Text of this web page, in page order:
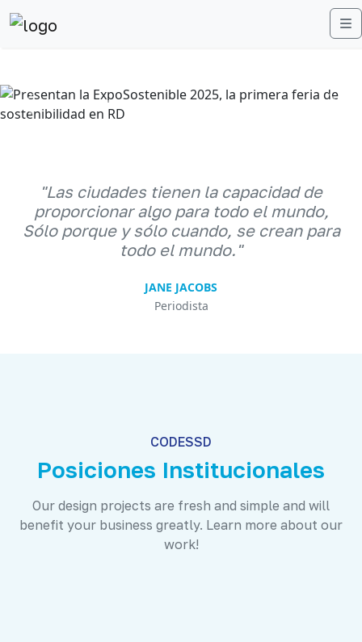
Anterior
"Las ciudades tienen la capacidad de
proporcionar algo para todo el mundo,
Sólo porque y sólo cuando, se crean para
todo el mundo."
JANE JACOBS
Periodista
CODESSD
Posiciones Institucionales
Our design projects are fresh and simple and will
benefit your business greatly. Learn more about our
work!